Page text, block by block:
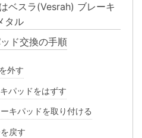
ベスラ(Vesrah) ブレーキ
タル
ド交換の手順
外す
パッドをはずす
キパッドを取り付ける
戻す